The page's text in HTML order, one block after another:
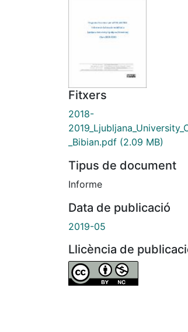
Fitxers
2018-
_Bibian.pdf (2.09 MB)
Tipus de document
Informe
Data de publicació
2019-05
Llicència de